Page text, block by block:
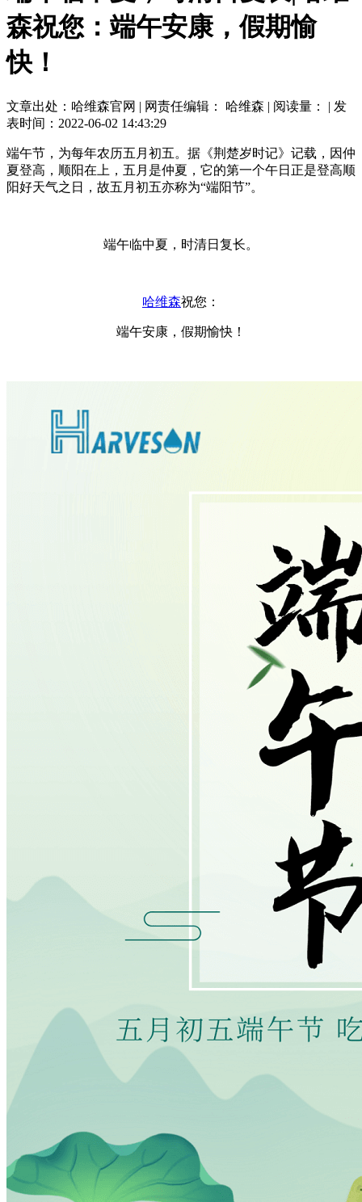
森祝您：端午安康，假期愉
快！
文章出处：哈维森官网 | 网责任编辑： 哈维森 | 阅读量：
| 发
表时间：2022-06-02 14:43:29
端午节，为每年农历五月初五。据《荆楚岁时记》记载，因仲
夏登高，顺阳在上，五月是仲夏，它的第一个午日正是登高顺
阳好天气之日，故五月初五亦称为“端阳节”。
端午临中夏，时清日复长。
哈维森祝您：
端午安康，假期愉快！